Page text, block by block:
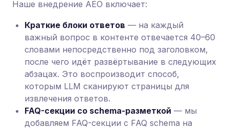
Наше внедрение AEO включает:
Краткие блоки ответов — на каждый
важный вопрос в контенте отвечается 40–60
словами непосредственно под заголовком,
после чего идёт развёртывание в следующих
абзацах. Это воспроизводит способ,
которым LLM сканируют страницы для
извлечения ответов.
FAQ-секции со schema-разметкой — мы
добавляем FAQ-секции с FAQ schema на